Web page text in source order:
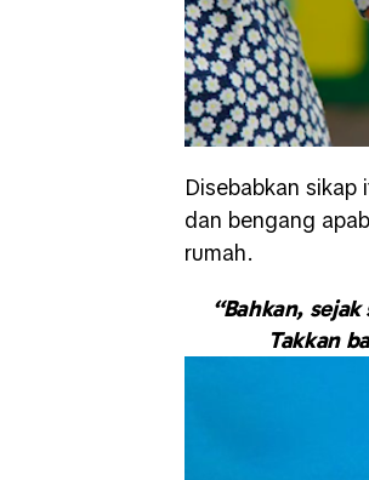
Disebabkan sikap
dan bengang
rumah.
“Bahkan,
Takkan